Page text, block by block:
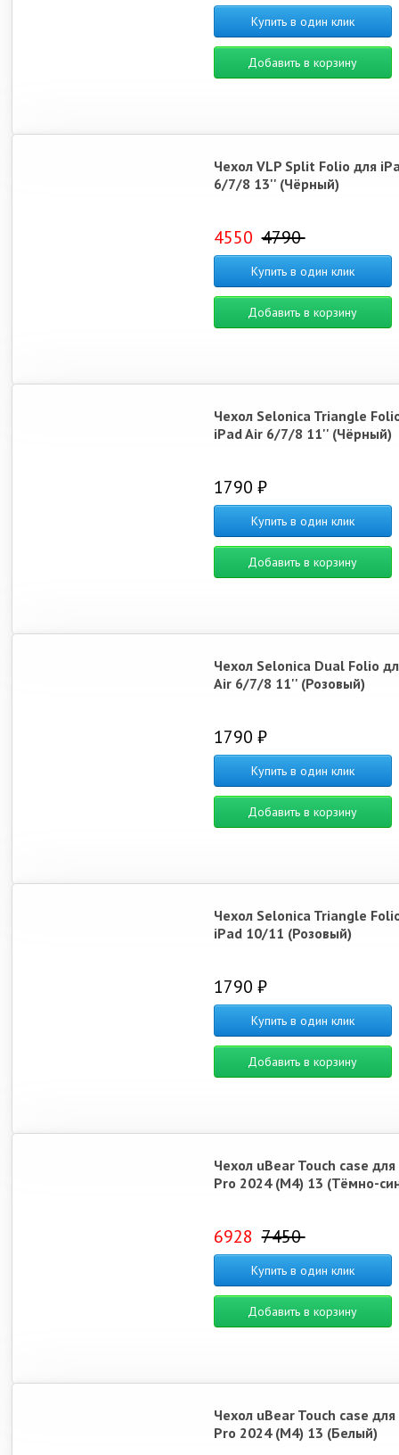
Купить в один клик
Добавить в корзину
Чехол VLP Split Folio для
6/7/8 13'' (Чёрный)
4550 4790
Купить в один клик
Добавить в корзину
Чехол Selonica Triangle
iPad Air 6/7/8 11'' (Чёрный)
1790 ₽
Купить в один клик
Добавить в корзину
Чехол Selonica Dual Folio
Air 6/7/8 11'' (Розовый)
1790 ₽
Купить в один клик
Добавить в корзину
Чехол Selonica Triangle
iPad 10/11 (Розовый)
1790 ₽
Купить в один клик
Добавить в корзину
Чехол uBear Touch case
Pro 2024 (M4) 13 (Тёмно-
6928 7450
Купить в один клик
Добавить в корзину
Чехол uBear Touch case
Pro 2024 (M4) 13 (Белый)